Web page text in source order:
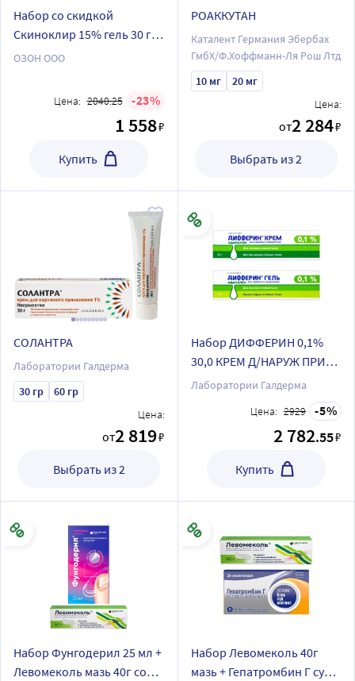
Набор со скидкой
Скиноклир 15% гель 30 г +
Скиноклир 20% гель 30 г
гиперпигментации кожи
ОЗОН ООО
Цена: 2040.25 23
1 558₽
Купить
РОАККУТАН
Каталент Германия Эбербах
ГмбХ/Ф.Хоффманн-Ля Рош Лтд
10 мг
20 мг
Цена:
от2 284₽
Выбрать из 2
СОЛАНТРА
Лаборатории Галдерма
30 гр
60 гр
Цена:
от2 819₽
Выбрать из 2
Набор ДИФФЕРИН 0,1%
30,0 КРЕМ Д/НАРУЖ ПРИМ
и ДИФФЕРИН 0,1% 30,0
ГЕЛЬ Д/НАРУЖ ПРИМ по
Лаборатории Галдерма
Цена: 2929 5
2 782.55₽
Купить
Набор Фунгодерил 25 мл +
Левомеколь мазь 40г со
Набор Левомеколь 40г
мазь + Гепатромбин Г суп